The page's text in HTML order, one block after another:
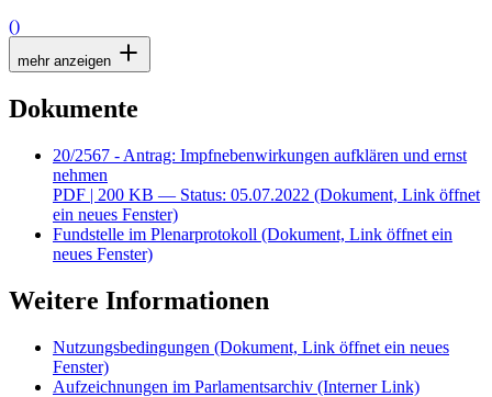
()
mehr anzeigen
Dokumente
20/2567 - Antrag: Impfnebenwirkungen aufklären und ernst
nehmen
PDF | 200 KB — Status: 05.07.2022 (Dokument, Link öffnet
ein neues Fenster)
Fundstelle im Plenarprotokoll (Dokument, Link öffnet ein
neues Fenster)
Weitere Informationen
Nutzungsbedingungen (Dokument, Link öffnet ein neues
Fenster)
Aufzeichnungen im Parlamentsarchiv (Interner Link)